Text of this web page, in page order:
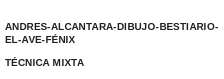
ANDRES-ALCANTARA-DIBUJO-BESTIARIO-
EL-AVE-FÉNIX
TÉCNICA MIXTA